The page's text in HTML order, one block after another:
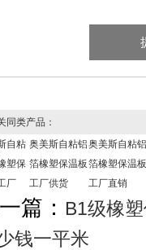
同类产品：
自粘
塑保
厂
奥美斯自粘铝
箔橡塑保温板
工厂供货
奥美斯自粘铝
箔橡塑保温板
工厂直销
篇： B1级橡
钱一平米